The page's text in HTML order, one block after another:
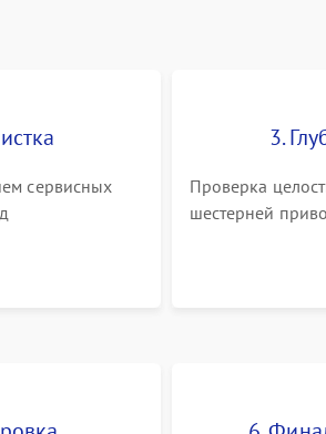
сервисных
вспышки для
3.
Проверка
шестерней
материнской